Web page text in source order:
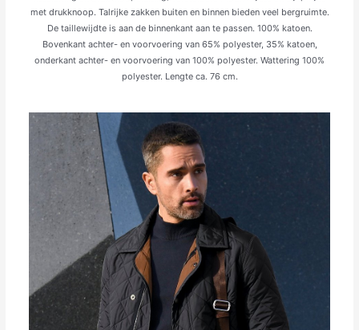
met drukknoop. Talrijke zakken buiten en binnen bieden veel bergruimte.
De taillewijdte is aan de binnenkant aan te passen. 100% katoen.
Bovenkant achter- en voorvoering van 65% polyester, 35% katoen,
onderkant achter- en voorvoering van 100% polyester. Wattering 100%
polyester. Lengte ca. 76 cm.